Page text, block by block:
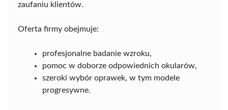
zaufaniu klientów.
Oferta firmy obejmuje:
profesjonalne badanie wzroku,
pomoc w doborze odpowiednich okularów,
szeroki wybór oprawek, w tym modele
progresywne.